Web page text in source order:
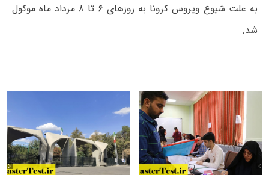
به علت شیوع ویروس کرونا به روزهای ۶ تا ۸ مرداد ماه موکول
شد.